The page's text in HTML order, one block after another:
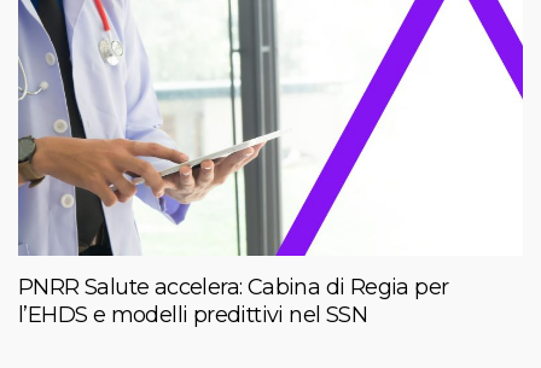
PNRR Salute accelera: Cabina di Regia per
l’EHDS e modelli predittivi nel SSN